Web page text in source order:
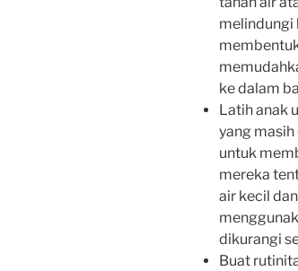
melindungi
ke dalam
Latih anak
yang
untuk
mereka
air kecil
dikurangi
Buat